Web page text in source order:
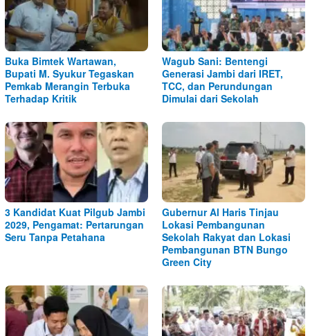
Buka Bimtek Wartawan,
Bupati M. Syukur Tegaskan
Pemkab Merangin Terbuka
Terhadap Kritik
Wagub Sani: Bentengi
Generasi Jambi dari IRET,
TCC, dan Perundungan
Dimulai dari Sekolah
3 Kandidat Kuat Pilgub Jambi
2029, Pengamat: Pertarungan
Seru Tanpa Petahana
Gubernur Al Haris Tinjau
Lokasi Pembangunan
Sekolah Rakyat dan Lokasi
Pembangunan BTN Bungo
Green City